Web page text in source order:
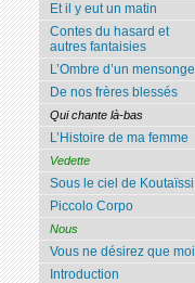
Et il y eut un matin
Contes du hasard et
autres fantaisies
L’Ombre d’un mensonge
De nos frères blessés
Qui chante là-bas
L’Histoire de ma femme
Vedette
Sous le ciel de Koutaïssi
Piccolo Corpo
Nous
Vous ne désirez que moi
Introduction